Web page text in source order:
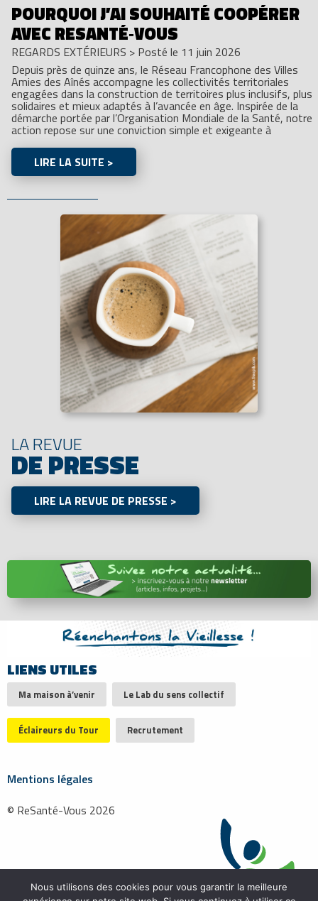
POURQUOI J’AI SOUHAITÉ COOPÉRER
AVEC RESANTÉ‑VOUS
REGARDS EXTÉRIEURS > Posté le 11 juin 2026
Depuis près de quinze ans, le Réseau Francophone des Villes
Amies des Aînés accompagne les collectivités territoriales
engagées dans la construction de territoires plus inclusifs, plus
solidaires et mieux adaptés à l’avancée en âge. Inspirée de la
démarche portée par l’Organisation Mondiale de la Santé, notre
action repose sur une conviction simple et exigeante à
LIRE LA SUITE >
LA REVUE
DE PRESSE
LIRE LA REVUE DE PRESSE >
LIENS UTILES
Ma maison à’venir Le Lab du sens collectif
Éclaireurs du Tour Recrutement
Mentions légales
© ReSanté-Vous 2026
Nous utilisons des cookies pour vous garantir la meilleure